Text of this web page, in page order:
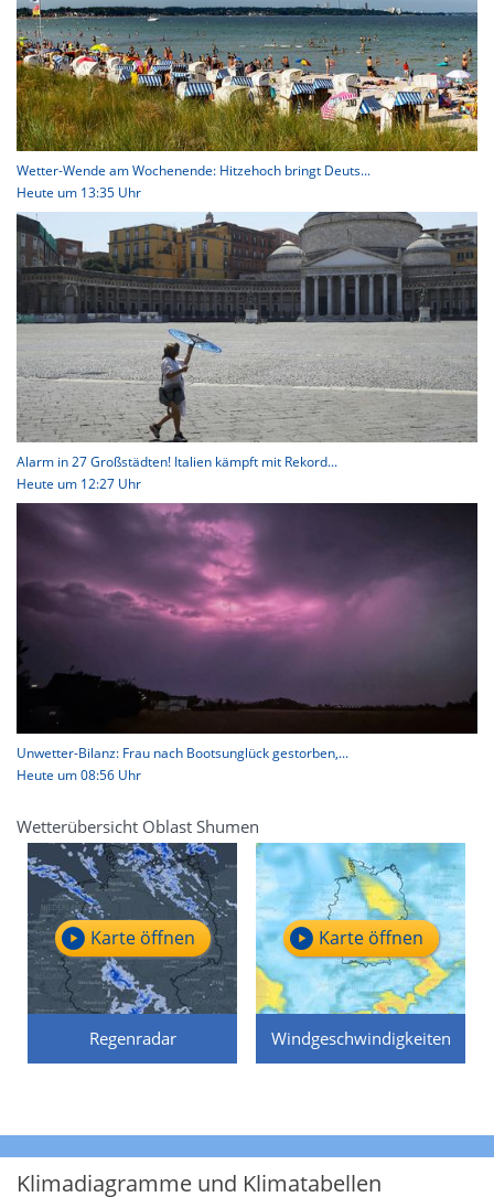
Wetter-Wende am Wochenende: Hitzehoch bringt Deuts...
Heute um 13:35 Uhr
Alarm in 27 Großstädten! Italien kämpft mit Rekord...
Heute um 12:27 Uhr
Unwetter-Bilanz: Frau nach Bootsunglück gestorben,...
Heute um 08:56 Uhr
Wetterübersicht Oblast Shumen
Regenradar
Karte öffnen
Windgeschwindigkeiten
Karte öffnen
Klimadiagramme und Klimatabellen